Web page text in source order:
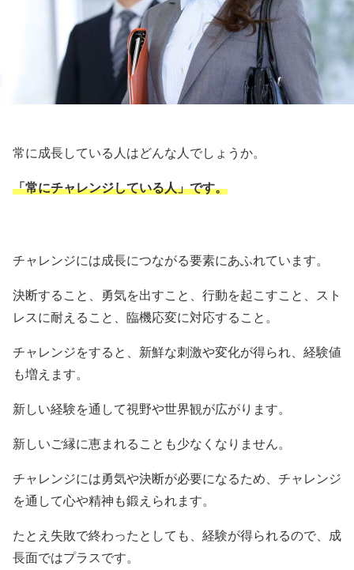
常に成長している人はどんな人でしょうか。
「常にチャレンジしている人」です。
チャレンジには成長につながる要素にあふれています。
決断すること、勇気を出すこと、行動を起こすこと、スト
レスに耐えること、臨機応変に対応すること。
チャレンジをすると、新鮮な刺激や変化が得られ、経験値
も増えます。
新しい経験を通して視野や世界観が広がります。
新しいご縁に恵まれることも少なくなりません。
チャレンジには勇気や決断が必要になるため、チャレンジ
を通して心や精神も鍛えられます。
たとえ失敗で終わったとしても、経験が得られるので、成
長面ではプラスです。